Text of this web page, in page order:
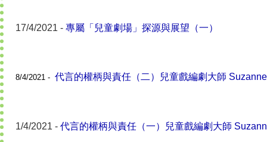
17/4/2021 - 專屬「兒童劇場」探源與展望（一）
8/4/2021 - 代言的權柄與責任（二）兒童戲編劇大師
1/4/2021 - 代言的權柄與責任（一）兒童戲編劇大師